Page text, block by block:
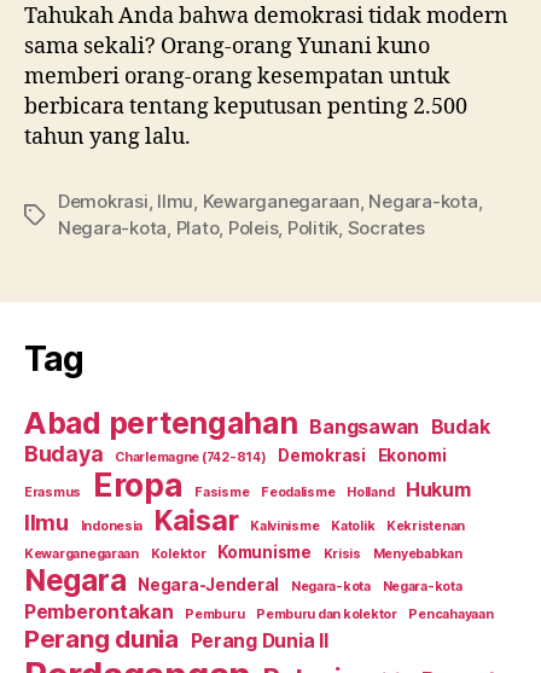
Tahukah Anda bahwa demokrasi tidak modern
sama sekali? Orang-orang Yunani kuno
memberi orang-orang kesempatan untuk
berbicara tentang keputusan penting 2.500
tahun yang lalu.
Tag
Demokrasi Ilmu Kewarganegaraan Negara-kota
Negara-kota Plato, Poleis, Politik Socrates
Tag
Abad pertengahan Bangsawan Budak
Budaya Charlemagne (742-814) Demokrasi Ekonomi
Erasmus Eropa Fasisme Feodalisme Holland Hukum
Ilmu Indonesia Kaisar Kalvinisme Katolik
Kekristenan
Kewarganegaraan
Kolektor Komunisme Krisis Menyebabkan
Negara Negara-Jenderal Negara-kota Negara-kota
Pemberontakan Pemburu Pemburu dan kolektor Pencahayaan
Perang dunia Perang Dunia II